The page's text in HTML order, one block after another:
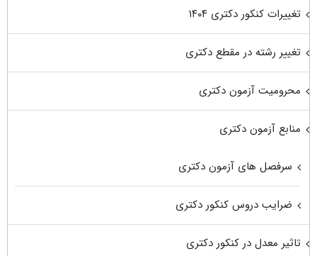
تغییرات کنکور دکتری ۱۴۰۴
تغییر رشته در مقطع دکتری
محرومیت آزمون دکتری
منابع آزمون دکتری
سرفصل های آزمون دکتری
ضرایب دروس کنکور دکتری
تاثیر معدل در کنکور دکتری